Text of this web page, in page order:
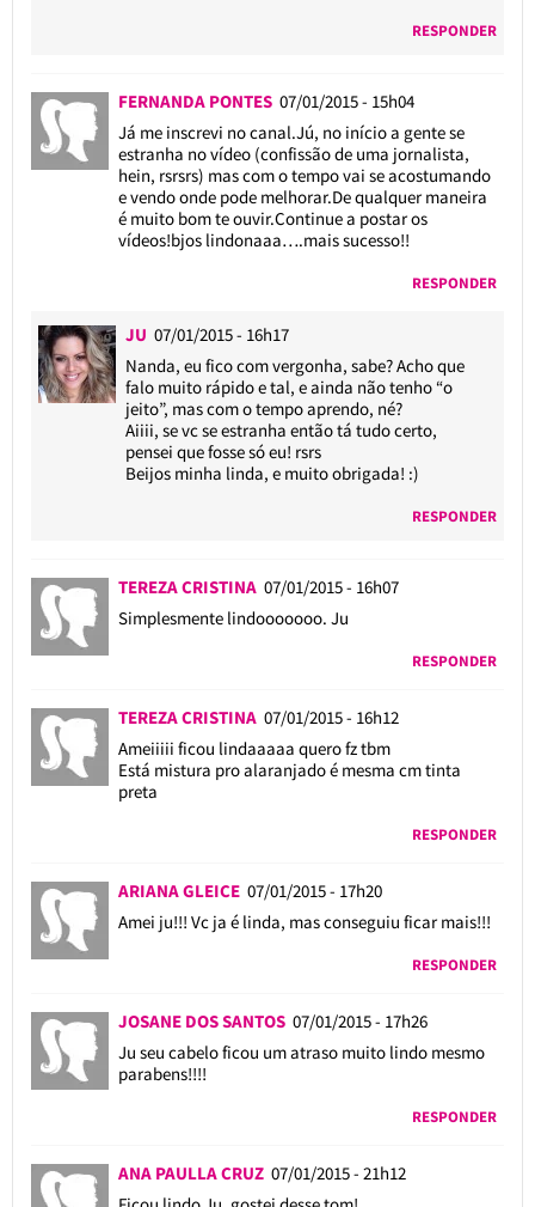
RESPONDER
FERNANDA PONTES 07/01/2015 - 15h04
Já me inscrevi no canal.Jú, no início a gente se
estranha no vídeo (confissão de uma jornalista,
hein, rsrsrs) mas com o tempo vai se acostumando
e vendo onde pode melhorar.De qualquer maneira
é muito bom te ouvir.Continue a postar os
vídeos!bjos lindonaaa….mais sucesso!!
RESPONDER
JU 07/01/2015 - 16h17
Nanda, eu fico com vergonha, sabe? Acho que
falo muito rápido e tal, e ainda não tenho “o
jeito”, mas com o tempo aprendo, né?
Aiiii, se vc se estranha então tá tudo certo,
pensei que fosse só eu! rsrs
Beijos minha linda, e muito obrigada! :)
RESPONDER
TEREZA CRISTINA 07/01/2015 - 16h07
Simplesmente lindooooooo. Ju
RESPONDER
TEREZA CRISTINA 07/01/2015 - 16h12
Ameiiiii ficou lindaaaaa quero fz tbm
Está mistura pro alaranjado é mesma cm tinta
preta
RESPONDER
ARIANA GLEICE 07/01/2015 - 17h20
Amei ju!!! Vc ja é linda, mas conseguiu ficar mais!!!
RESPONDER
JOSANE DOS SANTOS 07/01/2015 - 17h26
Ju seu cabelo ficou um atraso muito lindo mesmo
parabens!!!!
RESPONDER
ANA PAULLA CRUZ 07/01/2015 - 21h12